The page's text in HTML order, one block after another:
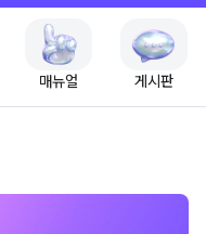
매뉴얼 게시판